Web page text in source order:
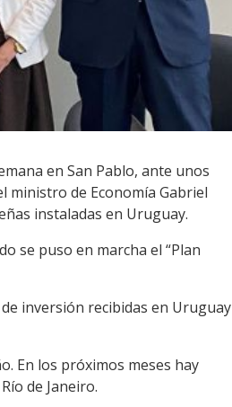
en San Pablo, ante unos
ministro de Economía Gabriel
instaladas en Uruguay.
se puso en marcha el “Plan
inversión recibidas en Uruguay
En los próximos meses hay
de Janeiro.